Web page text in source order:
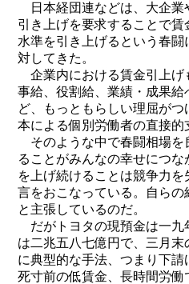
日本経団連などは、大企業
引き上げを要求することで
水準を引き上げるという春
対してきた。
企業内における賃金引上げ
事給、役割給、業績・成果
ど、もっともらしい理屈が
本による個別労働者の直接
そのような中で春闘相場を
ることがみんなの幸せにつ
を上げ続けることは競争力
言をおこなっている。自ら
と主張しているのだ。
だがトヨタの現預金は一九
は二兆五八七億円で、三月
に典型的な手法、つまり下
死寸前の低賃金、長時間労